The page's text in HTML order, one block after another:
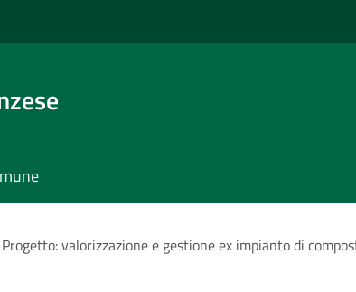
valorizzazione e gestione ex impianto di